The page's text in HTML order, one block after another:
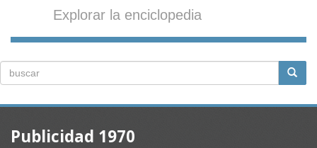
Explorar la enciclopedia
Publicidad 1970